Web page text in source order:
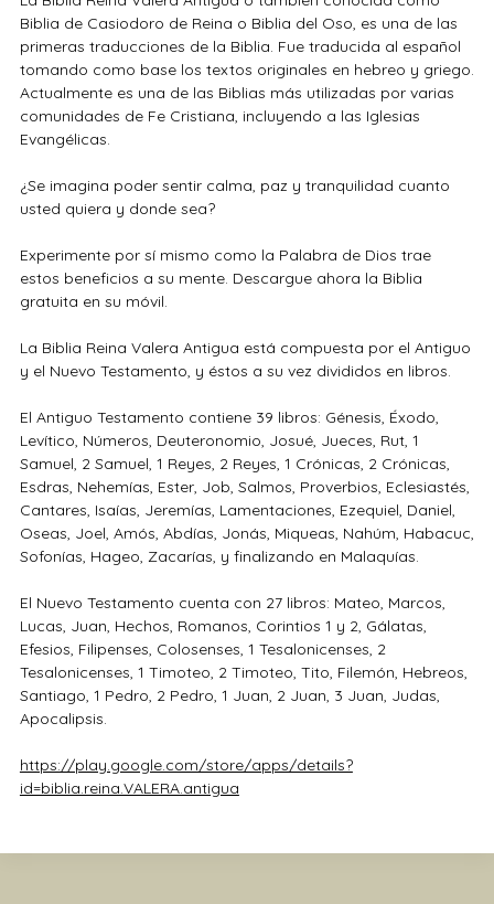
Biblia de Casiodoro de Reina o Biblia del Oso, es una de las
primeras traducciones de la Biblia. Fue traducida al español
tomando como base los textos originales en hebreo y griego.
Actualmente es una de las Biblias más utilizadas por varias
comunidades de Fe Cristiana, incluyendo a las Iglesias
Evangélicas.
¿Se imagina poder sentir calma, paz y tranquilidad cuanto
usted quiera y donde sea?
Experimente por sí mismo como la Palabra de Dios trae
estos beneficios a su mente. Descargue ahora la Biblia
gratuita en su móvil.
La Biblia Reina Valera Antigua está compuesta por el Antiguo
y el Nuevo Testamento, y éstos a su vez divididos en libros.
El Antiguo Testamento contiene 39 libros: Génesis, Éxodo,
Levítico, Números, Deuteronomio, Josué, Jueces, Rut, 1
Samuel, 2 Samuel, 1 Reyes, 2 Reyes, 1 Crónicas, 2 Crónicas,
Esdras, Nehemías, Ester, Job, Salmos, Proverbios, Eclesiastés,
Cantares, Isaías, Jeremías, Lamentaciones, Ezequiel, Daniel,
Oseas, Joel, Amós, Abdías, Jonás, Miqueas, Nahúm, Habacuc,
Sofonías, Hageo, Zacarías, y finalizando en Malaquías.
El Nuevo Testamento cuenta con 27 libros: Mateo, Marcos,
Lucas, Juan, Hechos, Romanos, Corintios 1 y 2, Gálatas,
Efesios, Filipenses, Colosenses, 1 Tesalonicenses, 2
Tesalonicenses, 1 Timoteo, 2 Timoteo, Tito, Filemón, Hebreos,
Santiago, 1 Pedro, 2 Pedro, 1 Juan, 2 Juan, 3 Juan, Judas,
Apocalipsis.
https://play.google.com/store/apps/details?
id=biblia.reina.VALERA.antigua